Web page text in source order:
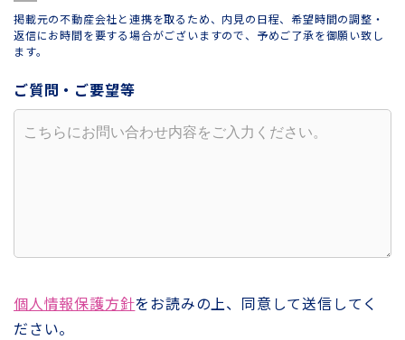
掲載元の不動産会社と連携を取るため、内見の日程、希望時間の調整・
返信にお時間を要する場合がございますので、予めご了承を御願い致し
ます。
ご質問・ご要望等
個人情報保護方針をお読みの上、同意して送信してく
ださい。